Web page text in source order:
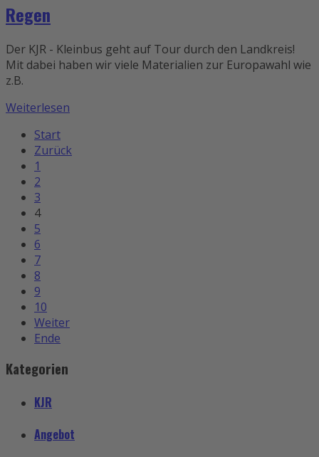
Regen
Der KJR - Kleinbus geht auf Tour durch den Landkreis!
Mit dabei haben wir viele Materialien zur Europawahl wie
z.B.
Weiterlesen
Start
Zurück
1
2
3
4
5
6
7
8
9
10
Weiter
Ende
Kategorien
KJR
Angebot